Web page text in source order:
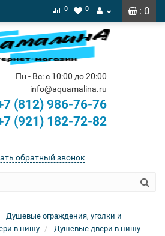
: 0
0 0
Пн - Вс: с 10:00 до 20:00
info@aquamalina.ru
(812) 986-76-76
(921) 182-72-82
обратный звонок
Душевые ограждения, уголки и
в нишу
Душевые двери в нишу